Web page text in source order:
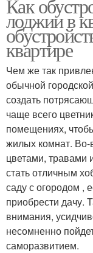
Сад в
Как
лоджии в
квартире
Чем же так
обычной
создать
чаще всего
помещениях,
жилых комнат.
цветами, травами
стать отличным
саду с огородом ,
приобрести дачу.
внимания,
несомненно
саморазвитием.